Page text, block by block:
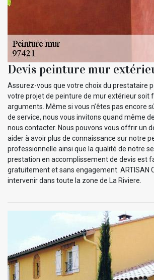
Devis peinture mur
Assurez-vous que votre choix du prestataire
votre projet de peinture de mur extérieur soit
arguments. Même si vous n’êtes pas encore
de service, nous vous invitons quand même
nous contacter. Nous pouvons vous offrir un
aider à avoir plus de connaissance sur notre
professionnelle ainsi que la qualité de notre
prestation en accomplissement de devis est
gratuitement et sans engagement. ARTISAN
intervenir dans toute la zone de La Riviere.